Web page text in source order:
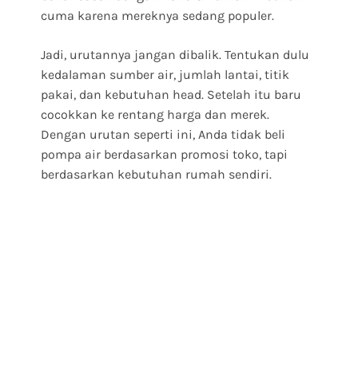
cuma karena mereknya sedang populer.
Jadi, urutannya jangan dibalik. Tentukan dulu
kedalaman sumber air, jumlah lantai, titik
pakai, dan kebutuhan head. Setelah itu baru
cocokkan ke rentang harga dan merek.
Dengan urutan seperti ini, Anda tidak beli
pompa air berdasarkan promosi toko, tapi
berdasarkan kebutuhan rumah sendiri.